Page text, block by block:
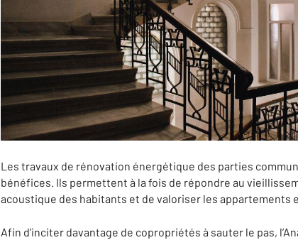
Les travaux de rénovation énergétique des parties
bénéfices. Ils permettent à la fois de répondre au
acoustique des habitants et de valoriser les appartements
Afin d’inciter davantage de copropriétés à sauter le pas,